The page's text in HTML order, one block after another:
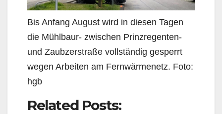
Bis Anfang August wird in diesen Tagen
die Mühlbaur- zwischen Prinzregenten-
und Zaubzerstraße vollständig gesperrt
wegen Arbeiten am Fernwärmenetz. Foto:
hgb
Related Posts: